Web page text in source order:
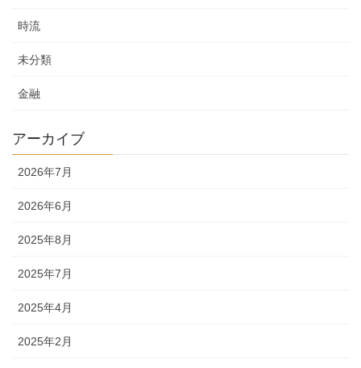
時流
未分類
金融
アーカイブ
2026年7月
2026年6月
2025年8月
2025年7月
2025年4月
2025年2月